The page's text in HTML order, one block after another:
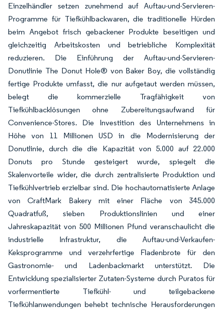
Einzelhändler setzen zunehmend auf Auftau-und-Servieren-
Programme für Tiefkühlbackwaren, die traditionelle Hürden
beim Angebot frisch gebackener Produkte beseitigen und
gleichzeitig Arbeitskosten und betriebliche Komplexität
reduzieren. Die Einführung der Auftau-und-Servieren-
Donutlinie The Donut Hole® von Baker Boy, die vollständig
fertige Produkte umfasst, die nur aufgetaut werden müssen,
belegt die kommerzielle Tragfähigkeit von
Tiefkühlbacklösungen ohne Zubereitungsaufwand für
Convenience-Stores. Die Investition des Unternehmens in
Höhe von 11 Millionen USD in die Modernisierung der
Donutlinie, durch die die Kapazität von 5.000 auf 22.000
Donuts pro Stunde gesteigert wurde, spiegelt die
Skalenvorteile wider, die durch zentralisierte Produktion und
Tiefkühlvertrieb erzielbar sind. Die hochautomatisierte Anlage
von CraftMark Bakery mit einer Fläche von 345.000
Quadratfuß, sieben Produktionslinien und einer
Jahreskapazität von 500 Millionen Pfund veranschaulicht die
industrielle Infrastruktur, die Auftau-und-Verkaufen-
Keksprogramme und verzehrfertige Fladenbrote für den
Gastronomie- und Ladenbackmarkt unterstützt. Die
Entwicklung spezialisierter Zutaten-Systeme durch Puratos für
vorfermentierte Tiefkühl- und teilgebackene
Tiefkühlanwendungen behebt technische Herausforderungen